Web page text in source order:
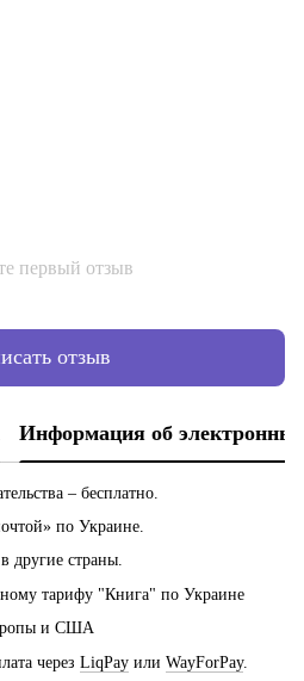
первый отзыв
отзыв
Информация об
– бесплатно.
по Украине.
другие страны.
тарифу "Книга" по Украине
и США
через LiqPay или WayForPay.